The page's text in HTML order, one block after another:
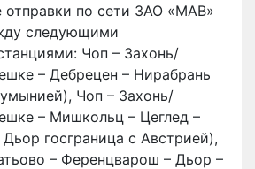
отправки по сети ЗАО «МАВ»
следующими
Чоп – Захонь/
– Дебрецен – Нирабрань
Чоп – Захонь/
– Мишкольц – Цеглед –
госграница с Австрией),
– Ференцварош – Дьор –